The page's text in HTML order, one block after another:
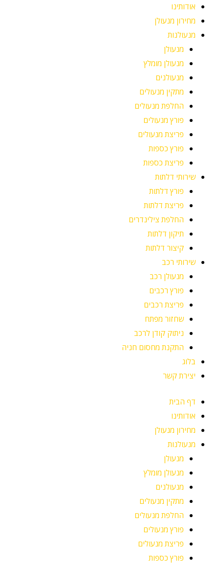
אודותינו
מחירון מנעולן
מנעולנות
מנעולן
מנעולן מומלץ
מנעולנים
מתקין מנעולים
החלפת מנעולים
פורץ מנעולים
פריצת מנעולים
פורץ כספות
פריצת כספות
שירותי דלתות
פורץ דלתות
פריצת דלתות
החלפת צילינדרים
תיקון דלתות
קיצור דלתות
שירותי רכב
מנעולן רכב
פורץ רכבים
פריצת רכבים
שחזור מפתח
ניתוק קודן לרכב
התקנת מחסום חניה
בלוג
יצירת קשר
דף הבית
אודותינו
מחירון מנעולן
מנעולנות
מנעולן
מנעולן מומלץ
מנעולנים
מתקין מנעולים
החלפת מנעולים
פורץ מנעולים
פריצת מנעולים
פורץ כספות